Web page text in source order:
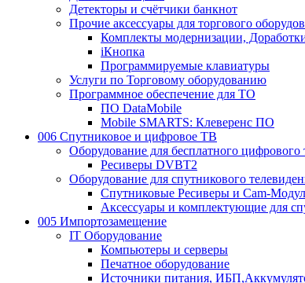
Детекторы и счётчики банкнот
Прочие аксессуары для торгового
Комплекты модернизации,
iКнопка
Программируемые клавиатуры
Услуги по Торговому оборудованию
Программное обеспечение для ТО
ПО DataMobile
Mobile SMARTS: Клеверенс ПО
006 Спутниковое и цифровое ТВ
Оборудование для бесплатного цифрового
Ресиверы DVBT2
Оборудование для спутникового
Спутниковые Ресиверы и Cam-
Аксессуары и комплектующие для
005 Импортозамещение
IT Оборудование
Компьютеры и серверы
Печатное оборудование
Источники питания,